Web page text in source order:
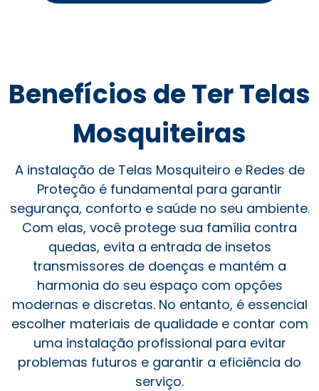
Benefícios de Ter Telas
Mosquiteiras
A instalação de Telas Mosquiteiro e Redes de
Proteção é fundamental para garantir
segurança, conforto e saúde no seu ambiente.
Com elas, você protege sua família contra
quedas, evita a entrada de insetos
transmissores de doenças e mantém a
harmonia do seu espaço com opções
modernas e discretas. No entanto, é essencial
escolher materiais de qualidade e contar com
uma instalação profissional para evitar
problemas futuros e garantir a eficiência do
serviço.